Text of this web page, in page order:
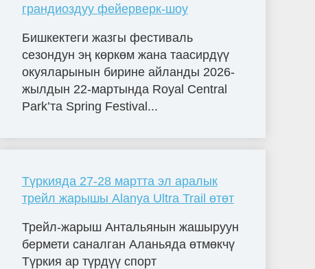
грандиоздуу фейерверк-шоу
Бишкектеги жазгы фестиваль
сезондун эң көркөм жана таасирдүү
окуяларынын бирине айланды 2026-
жылдын 22-мартында Royal Central
Park’та Spring Festival...
Түркияда 27-28 мартта эл аралык
трейл жарышы Alanya Ultra Trail өтөт
Трейл-жарыш Антальянын жашыруун
бермети саналган Аланьяда өтмөкчү
Түркия ар түрдүү спорт